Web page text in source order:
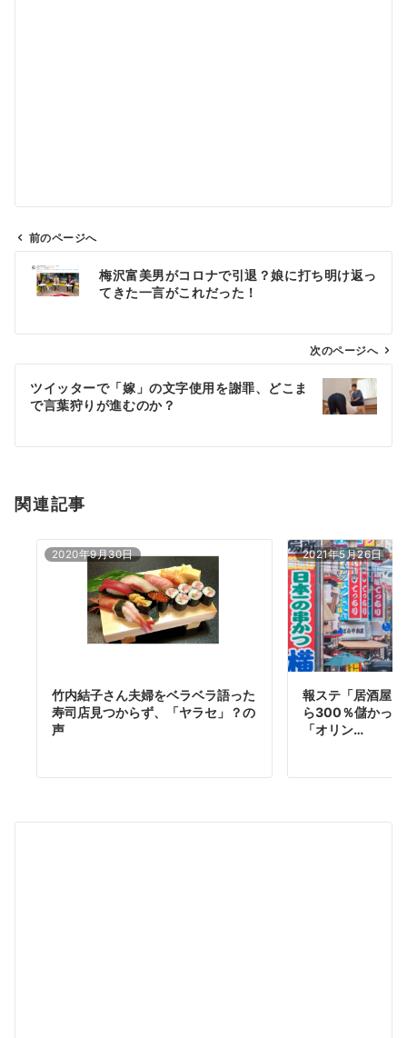
ビ
ン
前のページへ
梅沢富美男がコロナで引退？娘に打ち明け返っ
てきた一言がこれだった！
次のページへ
ツイッターで「嫁」の文字使用を謝罪、どこま
で言葉狩りが進むのか？
関連記事
2020年9月30日
竹内結子さん夫婦をベラベラ語った
寿司店見つからず、「ヤラセ」？の
声
2021年5月26日
報ステ「居酒屋
ら300％儲かっ
「オリン…